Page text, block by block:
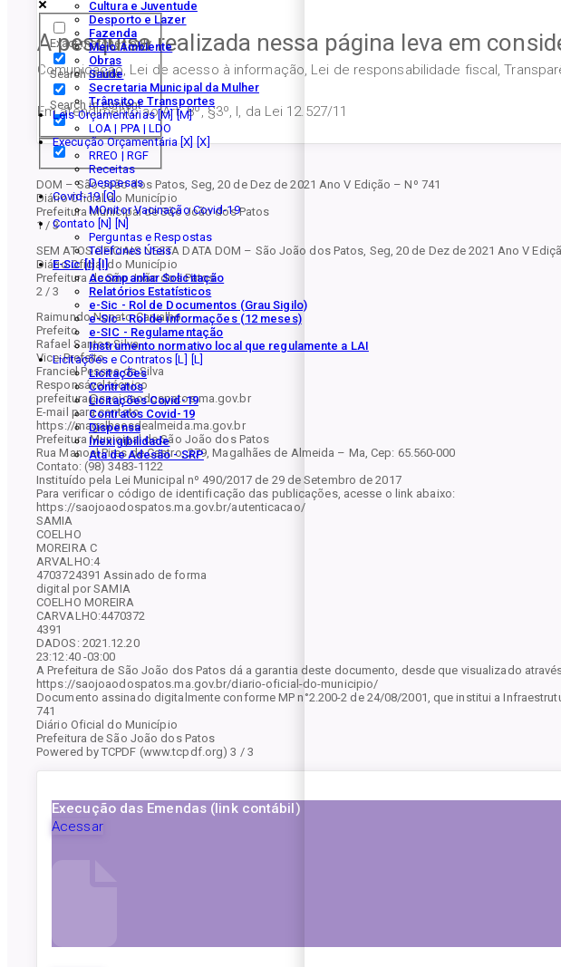
Cultura e Juventude
Desporto e Lazer
Fazenda
Meio Ambiente
Obras
Saúde
Secretaria Municipal da Mulher
Trânsito e Transportes
Leis Orçamentárias [M]
LOA | PPA | LDO
Execução Orçamentária [X]
RREO | RGF
Receitas
Despesas
Covid-19
MOnitor Vacinação Covid-19
Contato [N]
Perguntas e Respostas
Telefones Úteis
E-Sic [I]
Acompanhar Solicitação
Relatórios Estatísticos
e-Sic - Rol de Documentos (Grau Sigilo)
e-Sic - Rol de informações (12 meses)
e-SIC - Regulamentação
Instrumento normativo local que regulamente a LAI
Licitações e Contratos [L]
Licitações
Contratos
Licitações Covid-19
Contratos Covid-19
Dispensa
Inexigibilidade
Ata de Adesão - SRP
Exact matches only
Search in title
Search in content
A pesquisa realizada nessa página leva em
Comunicação, Lei de acesso à informação, Lei de responsabilidade fiscal,
Em atendimento ao Art. 8º, §3º, I, da Lei 12.527/11
DOM – São João dos Patos, Seg, 20 de Dez de 2021 Ano V Edição – Nº 741
Diário Oficial do Município
Prefeitura Municipal de São João dos Patos
1 / 3
SEM ATOS OFICIAIS NESTA DATA DOM – São João dos Patos, Seg, 20 de Dez de 2021 Ano V
Diário Oficial do Município
Prefeitura de São João dos Patos
2 / 3
Raimundo Nonato Carvalho
Prefeito
Rafael Santos Silva
Vice-Prefeito
Franciel Pessoa da Silva
Responsável técnico
prefeitura@saojoaodospatos.ma.gov.br
E-mail para contato
https://magalhaesdealmeida.ma.gov.br
Prefeitura Municipal de São João dos Patos
Rua Manoel Pires de Castro, 279, Magalhães de Almeida – Ma, Cep: 65.560-000
Contato: (98) 3483-1122
Instituído pela Lei Municipal nº 490/2017 de 29 de Setembro de 2017
Para verificar o código de identificação das publicações, acesse o link abaixo:
https://saojoaodospatos.ma.gov.br/autenticacao/
SAMIA
COELHO
MOREIRA C
ARVALHO:4
4703724391 Assinado de forma
digital por SAMIA
COELHO MOREIRA
CARVALHO:4470372
4391
DADOS: 2021.12.20
23:12:40 -03:00
A Prefeitura de São João dos Patos dá a garantia deste documento, desde que visualizado
https://saojoaodospatos.ma.gov.br/diario-oficial-do-municipio/
Documento assinado digitalmente conforme MP n°2.200-2 de 24/08/2001, que institui a
741
Diário Oficial do Município
Prefeitura de São João dos Patos
Powered by TCPDF (www.tcpdf.org) 3 / 3
Execução das Emendas (link contábil)
Acessar